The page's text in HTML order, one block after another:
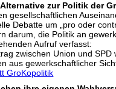
zur Politik der
gesellschaftlichen
Debatte um „pro oder
darum, die Politik an
Aufruf verfasst:
zwischen Union und
aus gewerkschaftlicher
GroKopolitik